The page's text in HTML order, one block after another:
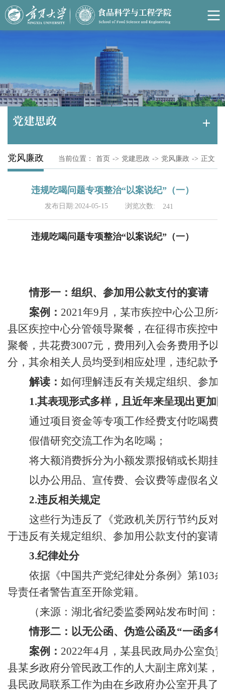
党建思政
党风廉政 当前位置： 首页 -> 党建思政 -> 党风廉政 -> 正文
违规吃喝问题专项整治“以案说纪”（一）
发布日期:2024-05-15 浏览次数: 241
违规吃喝问题专项整治“以案说纪”（一）
情形一：组织、参加用公款支付的宴请
案例： 2021年9月，某市疾控中心公卫所
县区疾控中心分管领导聚餐，在征得市疾控
聚餐，共花费3007元，费用列入会务费用予
分，其余相关人员均受到相应处理，违纪款予
解读： 如何理解违反有关规定组织、参加
1.其表现形式多样，且近年来呈现出更加
通过项目资金等专项工作经费支付吃喝费
假借研究交流工作为名吃喝；
将大额消费拆分为小额发票报销或长期挂
以办公用品、宣传费、会议费等虚假名义
2.违反相关规定
这些行为违反了《党政机关厉行节约反
于违反有关规定组织、参加用公款支付的宴请
3.纪律处分
依据《中国共产党纪律处分条例》第103
导责任者警告直至开除党籍。
（来源： 湖北省纪委监委网站发布时间：
情形二：以无公函、伪造公函及“一函多
案例： 2022年4月，某县民政局办公室负
县某乡政府分管民政工作的人大副主席刘某
县民政局联系工作为由在乡政府办公室开具